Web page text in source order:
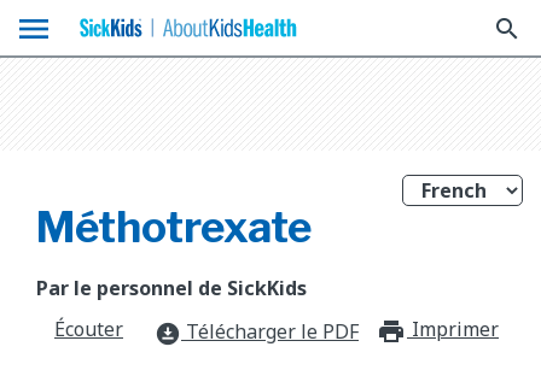
menu search
Méthotrexate
Par le personnel de SickKids
Écouter
download_for_offline Télécharger le PDF Imprimer